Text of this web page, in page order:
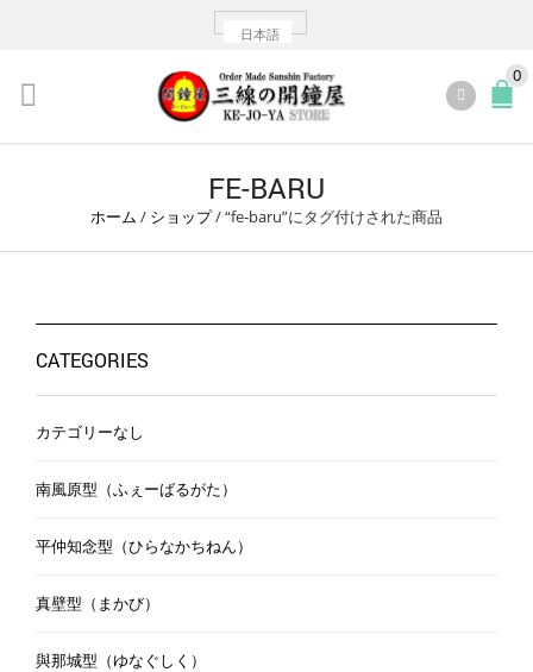
日本語
0
FE-BARU
ホーム / ショップ/“fe-baru”にタグ付けされた商品
CATEGORIES
カテゴリーなし
南風原型（ふぇーばるがた）
平仲知念型（ひらなかちねん）
真壁型（まかび）
與那城型（ゆなぐしく）